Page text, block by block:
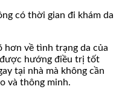
có thời gian đi khám da
hơn về tình trạng da của
hướng điều trị tốt
tại nhà mà không cần
và thông minh.